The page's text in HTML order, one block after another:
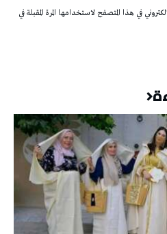
في هذا المتصفح لاستخدامها المرة المقبلة في